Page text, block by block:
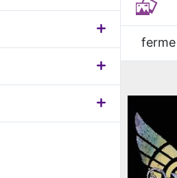
ferme